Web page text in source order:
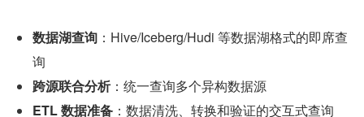
数据湖查询 ：Hive/Iceberg/Hudi 等数据湖格式的即席查
询
跨源联合分析：统一查询多个异构数据源
ETL 数据准备 ：数据清洗、转换和验证的交互式查询